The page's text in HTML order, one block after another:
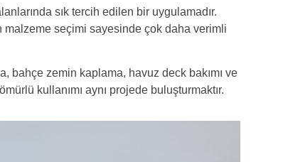
sık tercih edilen bir uygulamadır.
seçimi sayesinde çok daha verimli
bahçe zemin kaplama, havuz deck bakımı ve
kullanımı aynı projede buluşturmaktır.